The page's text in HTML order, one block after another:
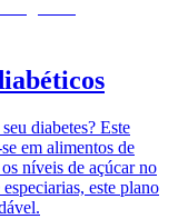
diabetes? Este
em alimentos de
níveis de açúcar no
este plano